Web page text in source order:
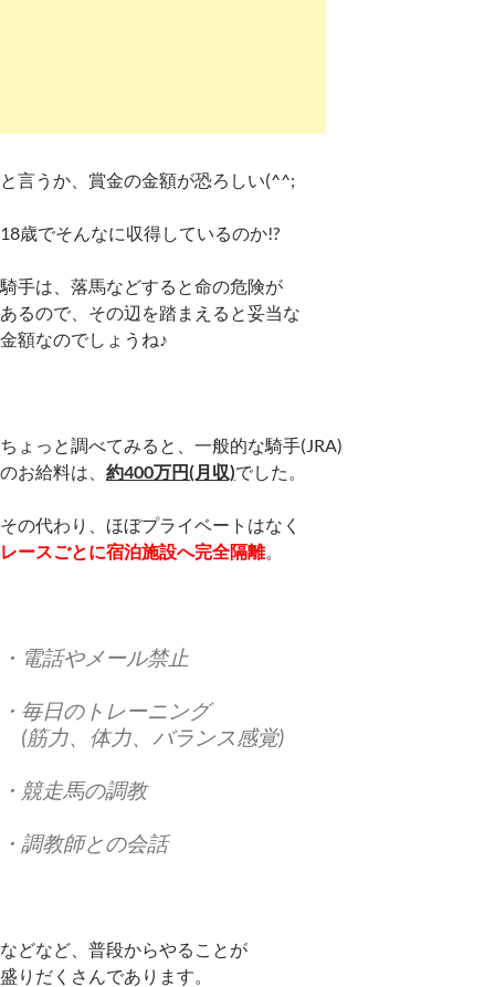
と言うか、賞金の金額が恐ろしい(^^;
18歳でそんなに収得しているのか!?
騎手は、落馬などすると命の危険が
あるので、その辺を踏まえると妥当な
金額なのでしょうね♪
ちょっと調べてみると、一般的な騎手(JRA)
のお給料は、 約400万円(月収)でした。
その代わり、ほぼプライベートはなく
レースごとに宿泊施設へ完全隔離。
・ 電話やメール禁止
・毎日のトレーニング
(筋力、体力、バランス感覚)
・競走馬の調教
・調教師との会話
などなど、普段からやることが
盛りだくさんであります。